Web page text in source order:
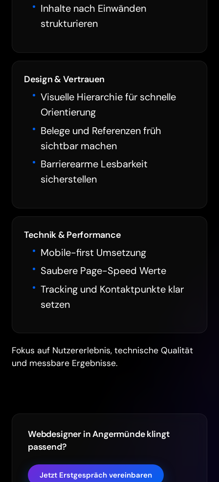
Inhalte nach Einwänden
strukturieren
Design & Vertrauen
Visuelle Hierarchie für schnelle
Orientierung
Belege und Referenzen früh
sichtbar machen
Barrierearme Lesbarkeit
sicherstellen
Technik & Performance
Mobile-first Umsetzung
Saubere Page-Speed Werte
Tracking und Kontaktpunkte klar
setzen
Fokus auf Nutzererlebnis, technische Qualität
und messbare Ergebnisse.
Webdesigner in Angermünde klingt
passend?
Jetzt Erstgespräch vereinbaren